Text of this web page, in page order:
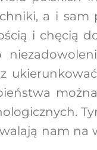
a i sam
i chęcią
nam na